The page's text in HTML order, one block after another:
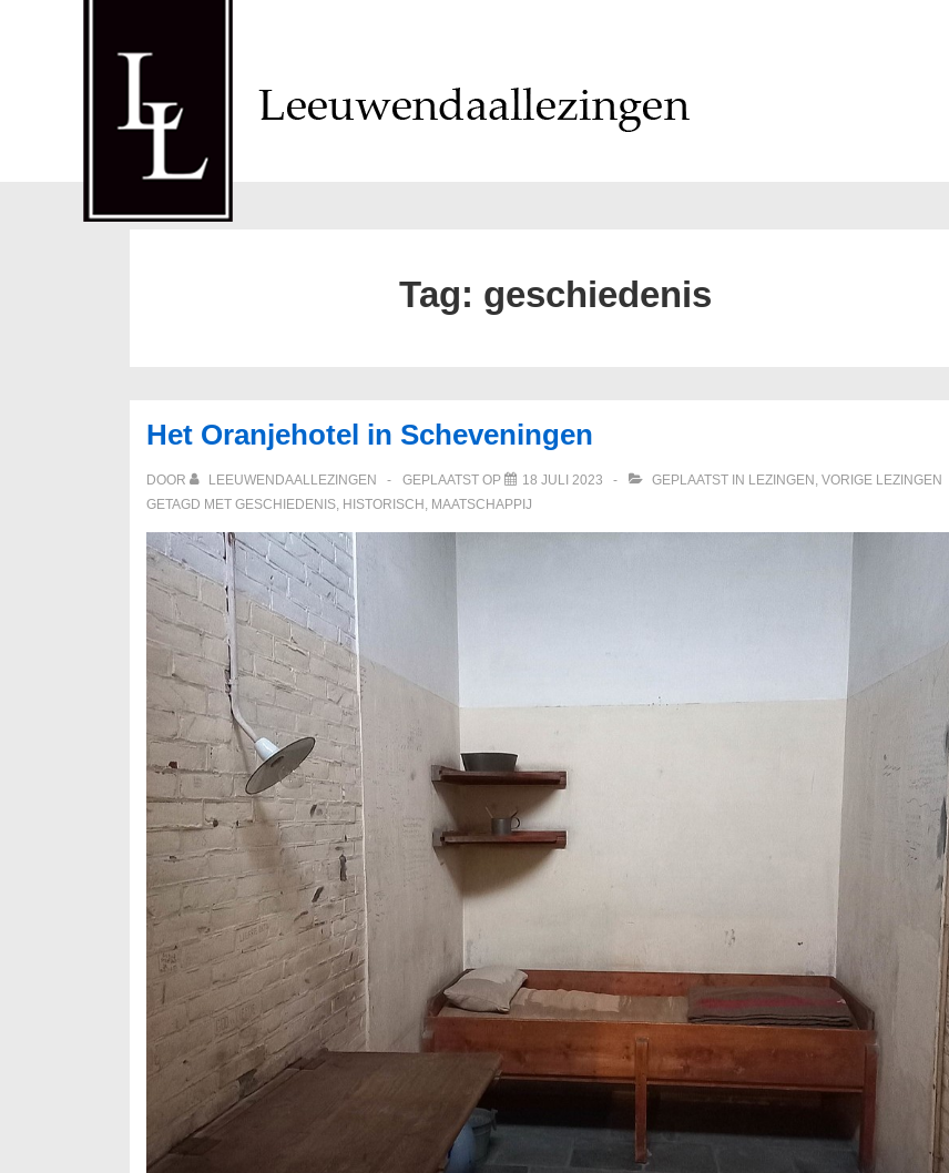
Tag: geschiedenis
Het Oranjehotel in Scheveningen
DOOR LEEUWENDAALLEZINGEN GEPLAATST OP 18 JULI 2023 GEPLAATST IN LEZINGEN , VORIGE LEZINGEN
GETAGD MET GESCHIEDENIS, HISTORISCH , MAATSCHAPPIJ